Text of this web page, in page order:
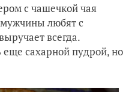
с чашечкой чая
любят с
всегда.
сахарной пудрой, но